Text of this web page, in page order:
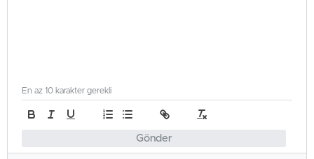
Gönder
En az 10 karakter gerekli